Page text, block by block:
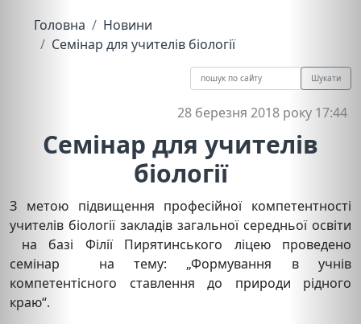
Головна
Новини
Семінар для учителів біології
Шукати
28 березня 2018 року 17:44
Семінар для учителів
біології
З метою підвищення професійної компетентності
учителів біології закладів загальної середньої освіти
на базі Філії Пирятинського ліцею проведено
семінар на тему: „Формування в учнів
компетентісного ставлення до природи рідного
краю“.